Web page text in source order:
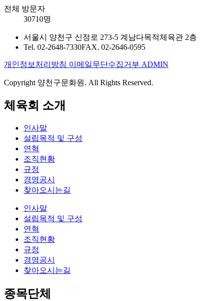
전체 방문자
30710명
서울시 양천구 신정로 273-5 계남다목적체육관 2층
Tel. 02-2648-7330FAX. 02-2646-0595
개인정보처리방침 이메일무단수집거부 ADMIN
Copyright 양천구문화원. All Rights Reserved.
체육회 소개
인사말
설립목적 및 구성
연혁
조직현황
규정
경영공시
찾아오시는길
인사말
설립목적 및 구성
연혁
조직현황
규정
경영공시
찾아오시는길
종목단체